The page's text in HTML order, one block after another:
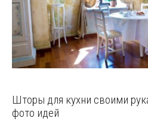
Шторы для кухни своими
фото идей